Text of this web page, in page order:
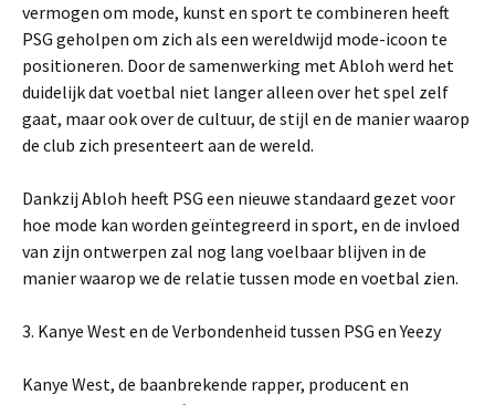
vermogen om mode, kunst en sport te combineren heeft
PSG geholpen om zich als een wereldwijd mode-icoon te
positioneren. Door de samenwerking met Abloh werd het
duidelijk dat voetbal niet langer alleen over het spel zelf
gaat, maar ook over de cultuur, de stijl en de manier waarop
de club zich presenteert aan de wereld.
Dankzij Abloh heeft PSG een nieuwe standaard gezet voor
hoe mode kan worden geïntegreerd in sport, en de invloed
van zijn ontwerpen zal nog lang voelbaar blijven in de
manier waarop we de relatie tussen mode en voetbal zien.
3. Kanye West en de Verbondenheid tussen PSG en Yeezy
Kanye West, de baanbrekende rapper, producent en